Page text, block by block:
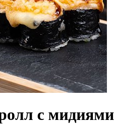
с мидиями